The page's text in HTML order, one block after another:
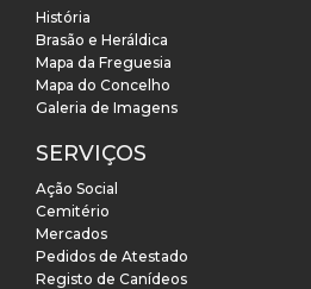
História
Brasão e Heráldica
Mapa da Freguesia
Mapa do Concelho
Galeria de Imagens
SERVIÇOS
Ação Social
Cemitério
Mercados
Pedidos de Atestado
Registo de Canídeos